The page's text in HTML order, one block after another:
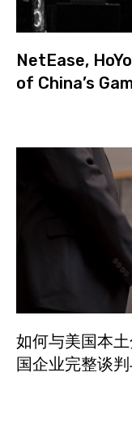
NetEase,
of China’s
如何与美国本
国企业完整谈